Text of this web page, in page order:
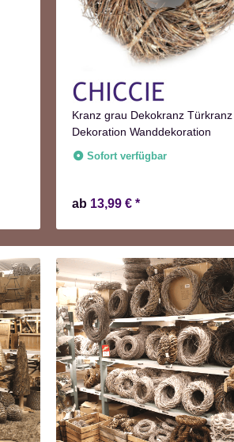
Kranz grau Dekokranz Türkranz
Dekoration Wanddekoration
Sofort verfügbar
ab 13,99 € *